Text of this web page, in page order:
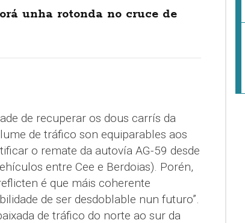
unha rotonda no cruce de
de recuperar os dous carrís da
de tráfico son equiparables aos
o remate da autovía AG-59 desde
entre Cee e Berdoias). Porén,
é que máis coherente
de ser desdoblable nun futuro”.
de tráfico do norte ao sur da